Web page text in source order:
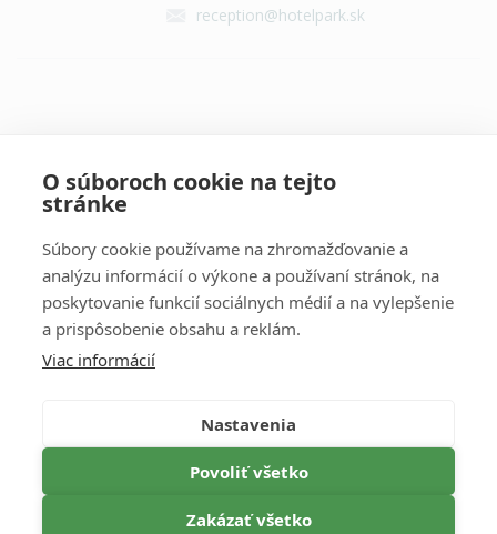
reception@hotelpark.sk
Dôležité informácie
STORNO PODMIENKY
O súboroch cookie na tejto
stránke
Súbory cookie používame na zhromažďovanie a
analýzu informácií o výkone a používaní stránok, na
poskytovanie funkcií sociálnych médií a na vylepšenie
a prispôsobenie obsahu a reklám.
Viac informácií
Nastavenia
Povoliť všetko
Zakázať všetko